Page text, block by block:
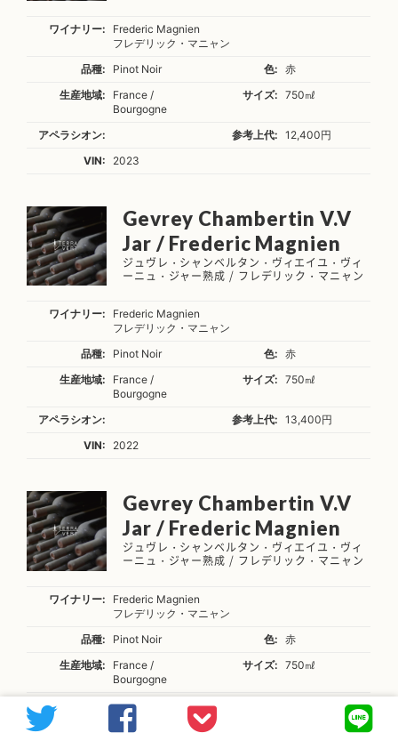
ワイナリー:
Frederic Magnien
フレデリック・マニャン
品種:
Pinot Noir 色:
赤
生産地域:
France /
Bourgogne
サイズ: 750㎖
アペラシオン: 参考上代:
12,400円
VIN:
2023
Gevrey Chambertin V.V
Jar / Frederic Magnien
ジュヴレ・シャンベルタン・ヴィエイユ・ヴィ
ーニュ・ジャー熟成 / フレデリック・マニャン
ワイナリー:
Frederic Magnien
フレデリック・マニャン
品種:
Pinot Noir 色:
赤
生産地域:
France /
Bourgogne
サイズ: 750㎖
アペラシオン: 参考上代:
13,400円
VIN:
2022
Gevrey Chambertin V.V
Jar / Frederic Magnien
ジュヴレ・シャンベルタン・ヴィエイユ・ヴィ
ーニュ・ジャー熟成 / フレデリック・マニャン
ワイナリー:
Frederic Magnien
フレデリック・マニャン
品種:
Pinot Noir 色:
赤
生産地域:
France /
Bourgogne
サイズ: 750㎖
アペラシオン:
2023